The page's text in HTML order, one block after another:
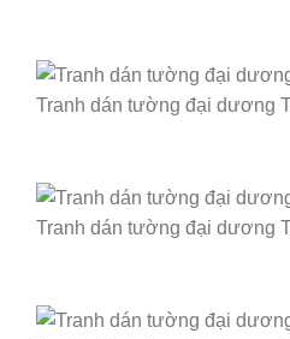
Tranh dán tường đại dương
Tranh dán tường đại dương